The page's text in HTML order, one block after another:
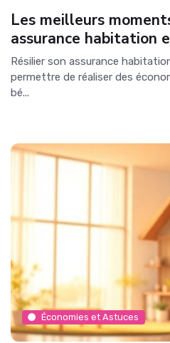
Les meilleurs
assurance habitation
Résilier son assurance
permettre de réaliser des
bé...
Économies et Astuces